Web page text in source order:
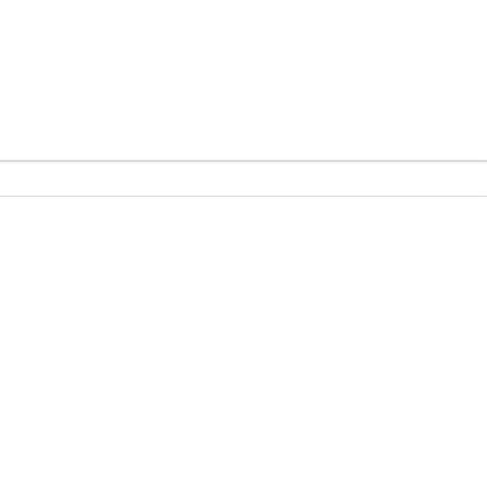
à ses résidents un cadre de vie calme et ensoleillé. Proche
fonctionnel séduit par sa surface habitable
au RSAC de Nice sous le numéro 913 109 922